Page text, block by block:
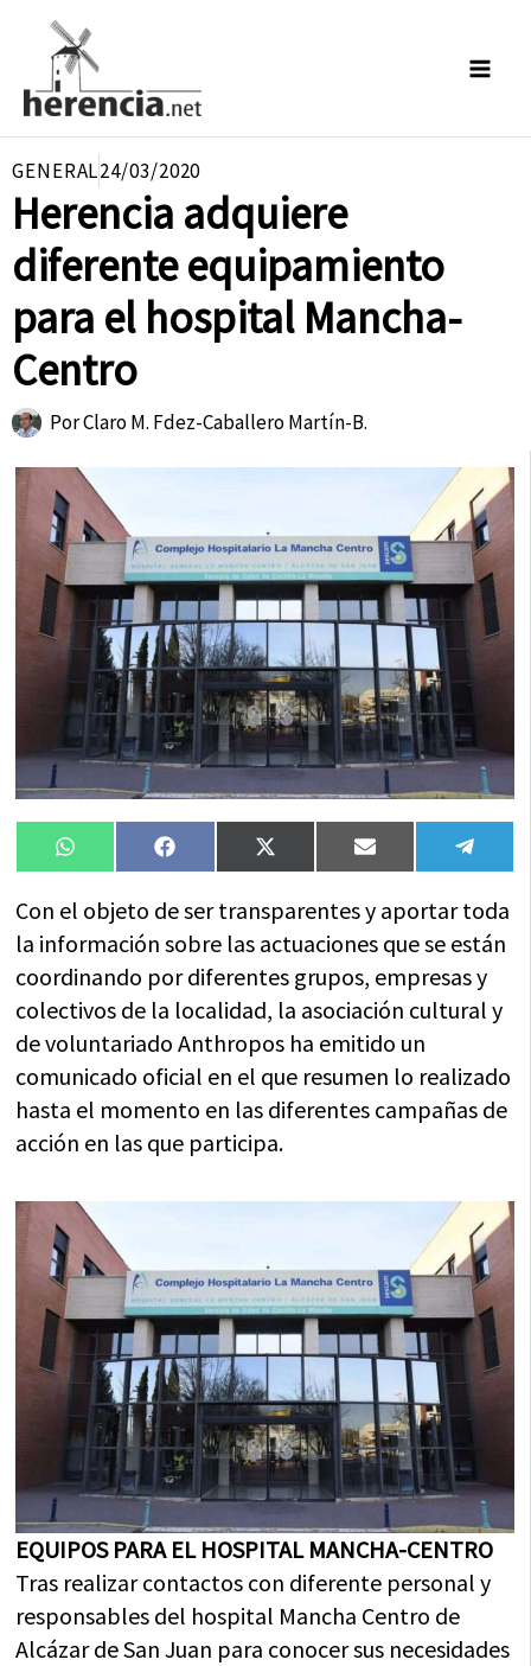
contenido
GENERAL24/03/2020
Herencia adquiere
diferente equipamiento
para el hospital Mancha-
Centro
PorClaro M. Fdez-Caballero Martín-B.
Compartir
en
WhatsAppCompartir
en
FacebookCompartir
en
X
(Twitter)
Compartir
en
Email
en
Con el objeto de ser transparentes y aportar toda
la información sobre las actuaciones que se están
coordinando por diferentes grupos, empresas y
colectivos de la localidad, la asociación cultural y
de voluntariado Anthropos ha emitido un
comunicado oficial en el que resumen lo realizado
hasta el momento en las diferentes campañas de
acción en las que participa.
EQUIPOS PARA EL HOSPITAL MANCHA-CENTRO
Tras realizar contactos con diferente personal y
responsables del hospital Mancha Centro de
Alcázar de San Juan para conocer sus necesidades